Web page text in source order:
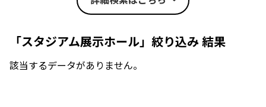
「スタジアム展示ホール」絞り込み 結果
該当するデータがありません。